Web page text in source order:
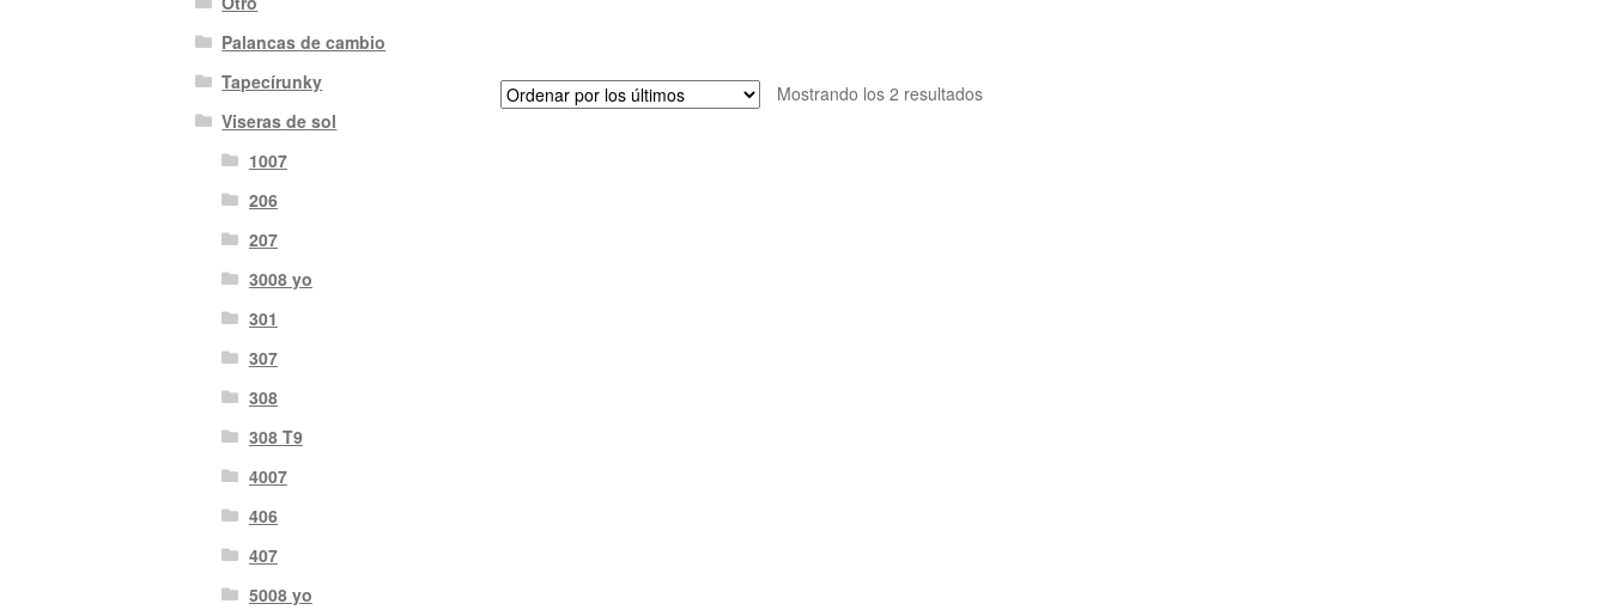
Mostrando los 2 resultadosOrdenado
Palancas de cambio
Tapecírunky
Viseras de sol
1007
206
207
3008 yo
301
307
308
308 T9
4007
406
407
5008 yo